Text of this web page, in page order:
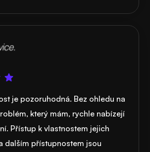
je pozoruhodná. Bez ohledu na
který mám, rychle nabízejí
Přístup k vlastnostem jejich
dalším přístupnostem jsou